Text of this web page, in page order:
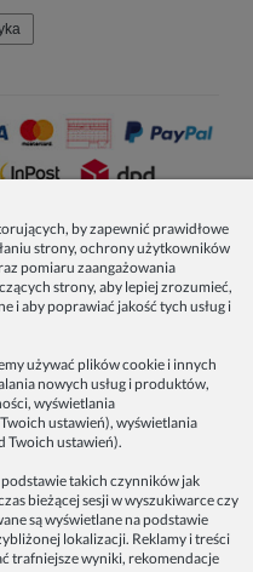
Nowak-Staszak
4, 30-650 Kraków
by zapewnić prawidłowe
strony, ochrony użytkowników
pomiaru zaangażowania
strony, aby lepiej zrozumieć,
i aby poprawiać jakość tych usług i
używać plików cookie i innych
nowych usług i produktów,
wyświetlania
ustawień), wyświetlania
Twoich ustawień).
takich czynników jak
bieżącej sesji w wyszukiwarce czy
są wyświetlane na podstawie
lokalizacji. Reklamy i treści
trafniejsze wyniki, rekomendacje